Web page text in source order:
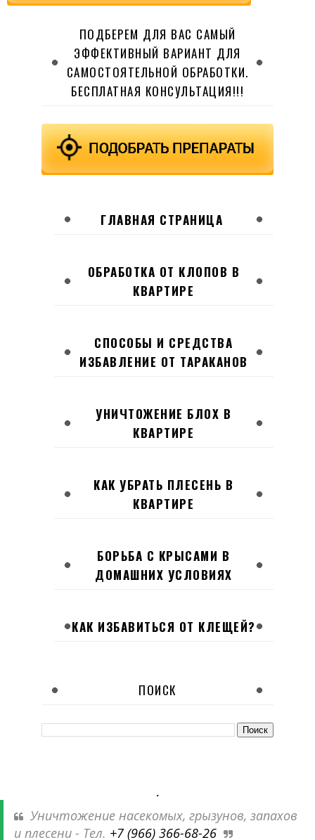
ПОДБЕРЕМ ДЛЯ ВАС САМЫЙ
ЭФФЕКТИВНЫЙ ВАРИАНТ ДЛЯ
САМОСТОЯТЕЛЬНОЙ ОБРАБОТКИ.
БЕСПЛАТНАЯ КОНСУЛЬТАЦИЯ!!!
ГЛАВНАЯ СТРАНИЦА
ОБРАБОТКА ОТ КЛОПОВ В
КВАРТИРЕ
СПОСОБЫ И СРЕДСТВА
ИЗБАВЛЕНИЕ ОТ ТАРАКАНОВ
УНИЧТОЖЕНИЕ БЛОХ В
КВАРТИРЕ
КАК УБРАТЬ ПЛЕСЕНЬ В
КВАРТИРЕ
БОРЬБА С КРЫСАМИ В
ДОМАШНИХ УСЛОВИЯХ
КАК ИЗБАВИТЬСЯ ОТ КЛЕЩЕЙ?
ПОИСК
.
Уничтожение насекомых, грызунов, запахов
и плесени - Тел. +7 (966) 366-68-26